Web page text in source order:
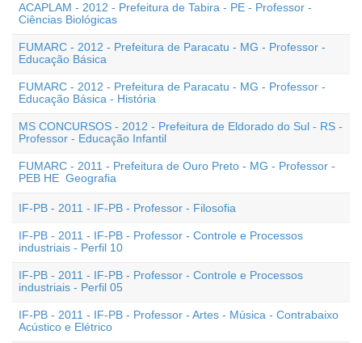
ACAPLAM - 2012 - Prefeitura de Tabira - PE - Professor -
Ciências Biológicas
FUMARC - 2012 - Prefeitura de Paracatu - MG - Professor -
Educação Básica
FUMARC - 2012 - Prefeitura de Paracatu - MG - Professor -
Educação Básica - História
MS CONCURSOS - 2012 - Prefeitura de Eldorado do Sul - RS -
Professor - Educação Infantil
FUMARC - 2011 - Prefeitura de Ouro Preto - MG - Professor -
PEB HE  Geografia
IF-PB - 2011 - IF-PB - Professor - Filosofia
IF-PB - 2011 - IF-PB - Professor - Controle e Processos
industriais - Perfil 10
IF-PB - 2011 - IF-PB - Professor - Controle e Processos
industriais - Perfil 05
IF-PB - 2011 - IF-PB - Professor - Artes - Música - Contrabaixo
Acústico e Elétrico